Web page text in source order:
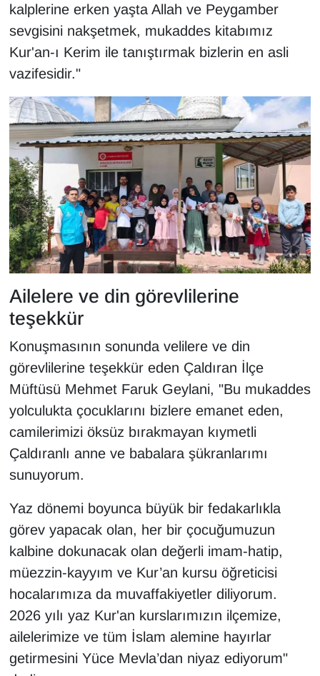
kalplerine erken yaşta Allah ve Peygamber
sevgisini nakşetmek, mukaddes kitabımız
Kur'an-ı Kerim ile tanıştırmak bizlerin en asli
vazifesidir."
Ailelere ve din görevlilerine
teşekkür
Konuşmasının sonunda velilere ve din
görevlilerine teşekkür eden Çaldıran İlçe
Müftüsü Mehmet Faruk Geylani, "Bu mukaddes
yolculukta çocuklarını bizlere emanet eden,
camilerimizi öksüz bırakmayan kıymetli
Çaldıranlı anne ve babalara şükranlarımı
sunuyorum.
Yaz dönemi boyunca büyük bir fedakarlıkla
görev yapacak olan, her bir çocuğumuzun
kalbine dokunacak olan değerli imam-hatip,
müezzin-kayyım ve Kur’an kursu öğreticisi
hocalarımıza da muvaffakiyetler diliyorum.
2026 yılı yaz Kur'an kurslarımızın ilçemize,
ailelerimize ve tüm İslam alemine hayırlar
getirmesini Yüce Mevla’dan niyaz ediyorum"
Seri İlan
Sinema - TV
SPOR
TEBRİK
TEKNOLOJİ
Turizm
VAN'DA SPOR
Vasıta
YAŞAM
YEREL